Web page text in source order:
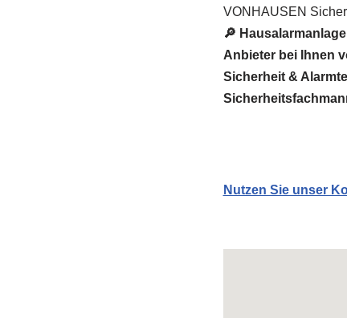
VONHAUSEN
🔎
Anbieter bei Ihnen
Sicherheit &
Nutzen Sie unser